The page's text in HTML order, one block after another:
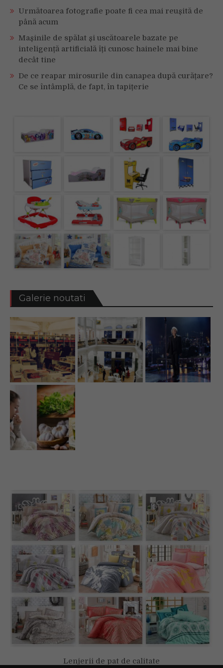
Următoarea fotografie poate fi cea mai reușită de
până acum
Mașinile de spălat și uscătoarele bazate pe
inteligență artificială îți cunosc hainele mai bine
decât tine
De ce reapar mirosurile din canapea după curățare?
Ce se întâmplă, de fapt, în tapițerie
Galerie noutati
Lenjerii de pat de calitate